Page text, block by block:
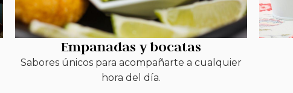
Empanadas y bocatas
Sabores únicos para acompañarte a cualquier
hora del día.